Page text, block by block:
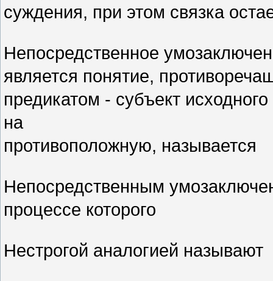
суждения, при этом связка
Непосредственное
является понятие,
предикатом - субъект
на
противоположную, называется
Непосредственным
процессе которого
Нестрогой аналогией называют